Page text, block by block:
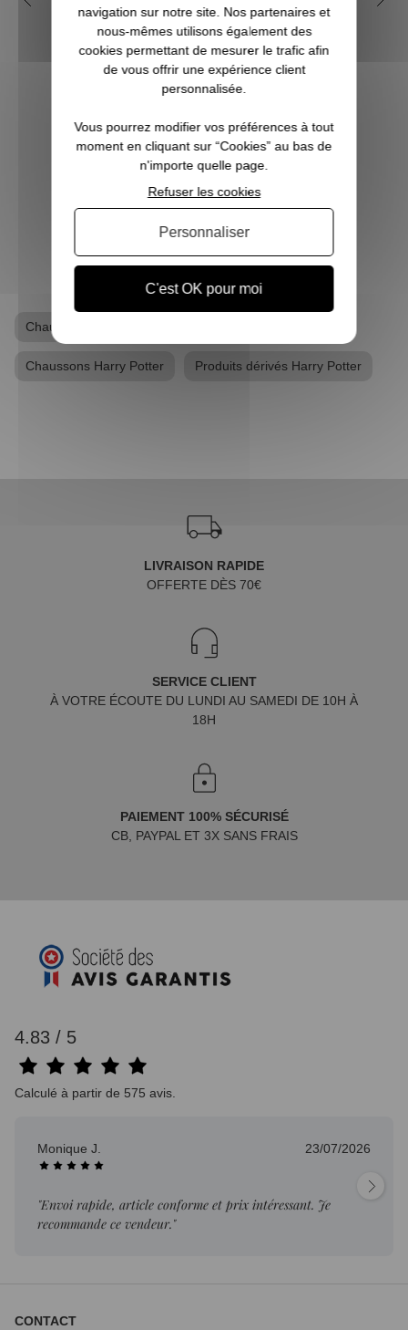
dans la saga Harry Potter ?
Depuis sa première parution en 1997, et
plus encore avec l’arrivée du film en 2001,
le phénomène Harry Potter a conquis la
tous et toutes touchées. Qui n’a pas
attendu, fébrilement, le jour de s...
VOIR L'ARTICLE
Chaussette de Noël Harry Potter
Chaussons Harry Potter Produits dérivés Harry Potter
LIVRAISON RAPIDE
OFFERTE DÈS 70€
SERVICE CLIENT
À VOTRE ÉCOUTE DU LUNDI AU SAMEDI DE 10H À
18H
PAIEMENT 100% SÉCURISÉ
CB, PAYPAL ET 3X SANS FRAIS
4.83 / 5
Calculé à partir de 575 avis.
Monique J. 23/07/2026
"Envoi rapide, article conforme et prix intéressant. Je
recommande ce vendeur."
CONTACT
navigation sur notre site. Nos partenaires et
nous-mêmes utilisons également des
cookies permettant de mesurer le trafic afin
de vous offrir une expérience client
personnalisée.
Vous pourrez modifier vos préférences à tout
moment en cliquant sur “Cookies” au bas de
n'importe quelle page.
C'est OK pour moi
Refuser les cookies
Personnaliser